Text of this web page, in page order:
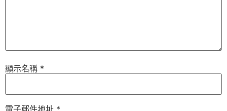
顯示名稱 *
電子郵件地址 *